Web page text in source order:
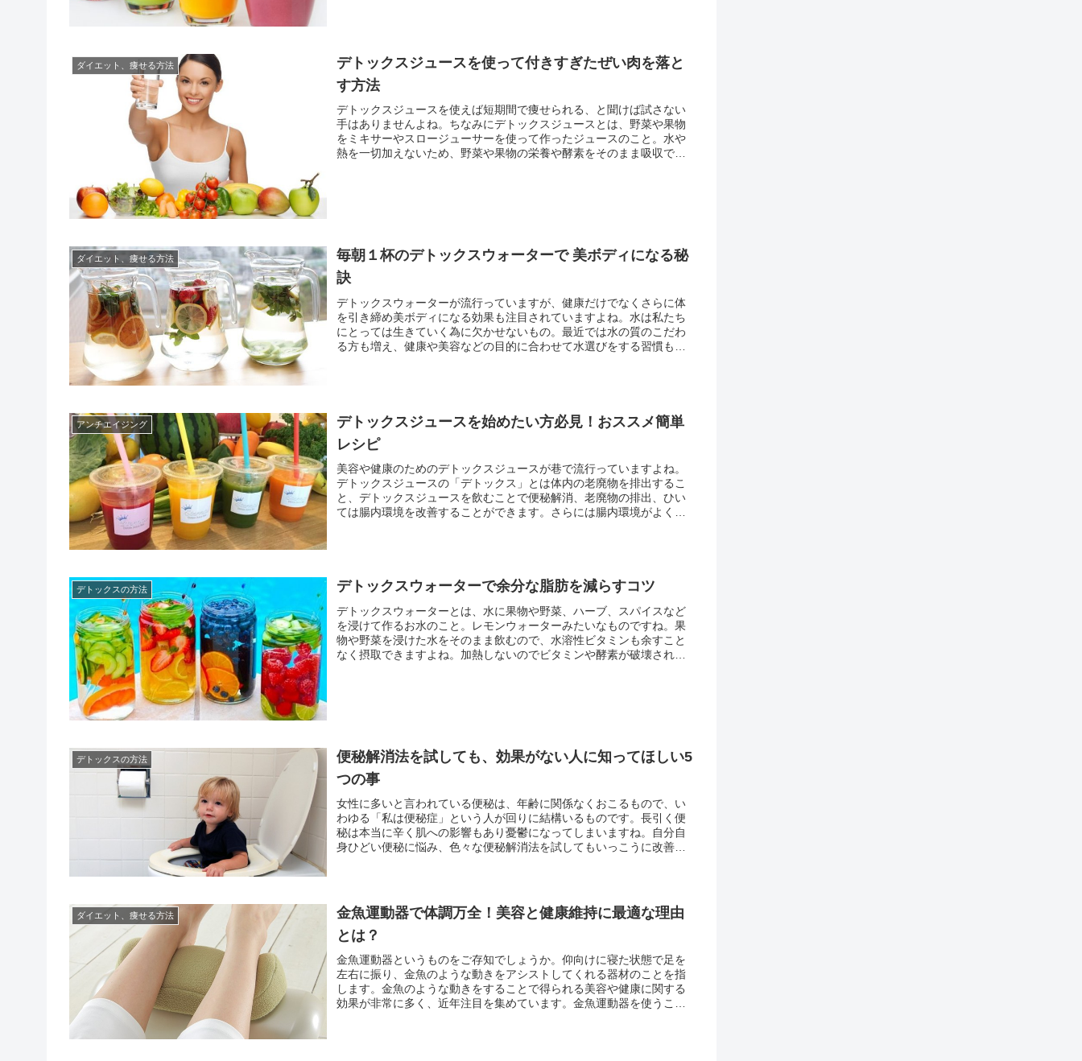
ダイエット、痩せる方法
デトックスジュースを使って付きすぎたぜい肉を落と
す方法
デトックスジュースを使えば短期間で痩せられる、と聞けば試さない
手はありませんよね。ちなみにデトックスジュースとは、野菜や果物
をミキサーやスロージューサーを使って作ったジュースのこと。水や
熱を一切加えないため、野菜や果物の栄養や酵素をそのまま吸収でき
ダイエット、痩せる方法
毎朝１杯のデトックスウォーターで 美ボディになる秘
訣
デトックスウォーターが流行っていますが、健康だけでなくさらに体
を引き締め美ボディになる効果も注目されていますよね。水は私たち
にとっては生きていく為に欠かせないもの。最近では水の質のこだわ
る方も増え、健康や美容などの目的に合わせて水選びをする習慣も
アンチエイジング
デトックスジュースを始めたい方必見！おススメ簡単
レシピ
美容や健康のためのデトックスジュースが巷で流行っていますよね。
デトックスジュースの「デトックス」とは体内の老廃物を排出するこ
と、デトックスジュースを飲むことで便秘解消、老廃物の排出、ひい
ては腸内環境を改善することができます。さらには腸内環境がよくな
デトックスの方法 デトックスウォーターで余分な脂肪を減らすコツ
デトックスウォーターとは、水に果物や野菜、ハーブ、スパイスなど
を浸けて作るお水のこと。レモンウォーターみたいなものですね。果
物や野菜を浸けた水をそのまま飲むので、水溶性ビタミンも余すこと
なく摂取できますよね。加熱しないのでビタミンや酵素が破壊される
デトックスの方法
便秘解消法を試しても、効果がない人に知ってほしい5
つの事
女性に多いと言われている便秘は、年齢に関係なくおこるもので、い
わゆる「私は便秘症」という人が回りに結構いるものです。長引く便
秘は本当に辛く肌への影響もあり憂鬱になってしまいますね。自分自
身ひどい便秘に悩み、色々な便秘解消法を試してもいっこうに改善さ
ダイエット、痩せる方法
金魚運動器で体調万全！美容と健康維持に最適な理由
とは？
金魚運動器というものをご存知でしょうか。仰向けに寝た状態で足を
左右に振り、金魚のような動きをアシストしてくれる器材のことを指
します。金魚のような動きをすることで得られる美容や健康に関する
効果が非常に多く、近年注目を集めています。金魚運動器を使うこと